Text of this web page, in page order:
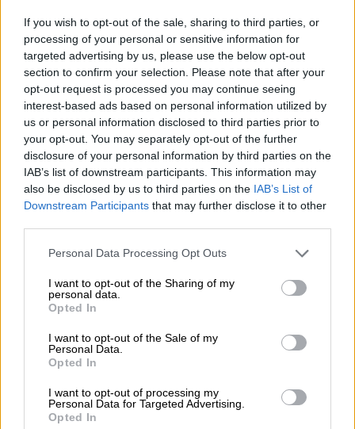
If you wish to opt-out of the sale, sharing to third parties, or
processing of your personal or sensitive information for
targeted advertising by us, please use the below opt-out
section to confirm your selection. Please note that after your
opt-out request is processed you may continue seeing
interest-based ads based on personal information utilized by
us or personal information disclosed to third parties prior to
your opt-out. You may separately opt-out of the further
disclosure of your personal information by third parties on the
IAB’s list of downstream participants. This information may
also be disclosed by us to third parties on the IAB’s List of
Downstream Participants that may further disclose it to other
Please note that this website/app uses one or more Google
not limited to your visit or usage behaviour. You may click to
grant or deny consent to Google and its third-party tags to
use your data for below specified purposes in below Google
consent section.
Personal Data Processing Opt Outs
I want to opt-out of the Sharing of my
personal data.
Opted In
I want to opt-out of the Sale of my
Personal Data.
Opted In
I want to opt-out of processing my
Personal Data for Targeted Advertising.
Opted In
Food & Drink|16.09.2024 19:51
Ιδέες για υγιεινά σνακ – Ακαταμάχητα
μίνι κέικ για τα παιδιά
Αρέσουν και σε όλους, είναι εύκολα στη
Συνταγές για μίνι κέικ, γλυκά και αλμυρά.